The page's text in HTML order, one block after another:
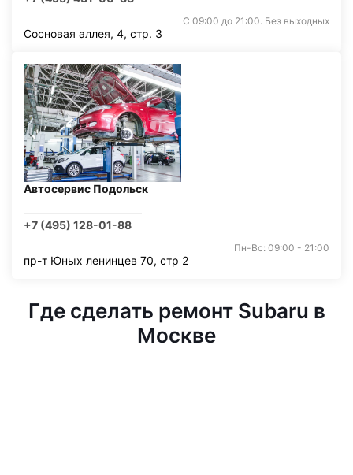
С 09:00 до 21:00. Без выходных
Сосновая аллея, 4, стр. 3
Автосервис Подольск
+7 (495) 128-01-88
Пн-Вс: 09:00 - 21:00
пр-т Юных ленинцев 70, стр 2
Где сделать ремонт Subaru в
Москве